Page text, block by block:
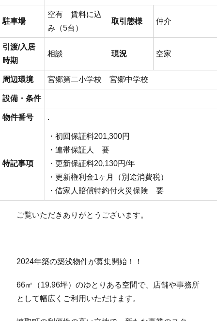
駐車場
空有 賃料に込
み（5台）
取引態様 仲介
引渡/入居
時期
相談 現況 空家
周辺環境 宮郷第二小学校 宮郷中学校
設備・条件
物件番号 .
特記事項
・初回保証料201,300円
・連帯保証人 要
・更新保証料20,130円/年
・更新権利金1ヶ月（別途消費税）
・借家人賠償特約付火災保険 要
ご覧いただきありがとうございます。
2024年築の築浅物件が募集開始！！
66㎡（19.96坪）のゆとりある空間で、店舗や事務所
として幅広くご利用いただけます。